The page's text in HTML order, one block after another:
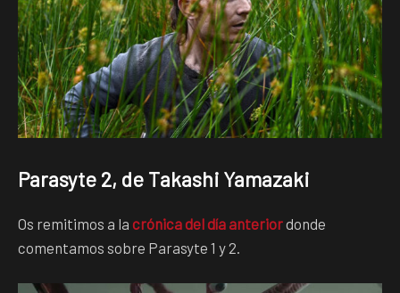
Parasyte 2, de Takashi Yamazaki
Os remitimos a la crónica del día anteriordonde
comentamos sobre Parasyte 1 y 2.